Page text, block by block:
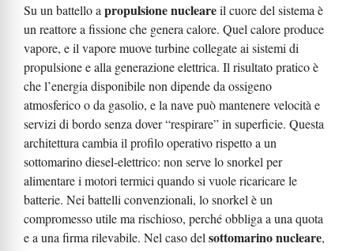
Su un battello a propulsione nucleareil cuore del sistema è
un reattore a fissione che genera calore. Quel calore produce
vapore, e il vapore muove turbine collegate ai sistemi di
propulsione e alla generazione elettrica. Il risultato pratico è
che l’energia disponibile non dipende da ossigeno
atmosferico o da gasolio, e la nave può mantenere velocità e
servizi di bordo senza dover “respirare” in superficie. Questa
architettura cambia il profilo operativo rispetto a un
sottomarino diesel-elettrico: non serve lo snorkel per
alimentare i motori termici quando si vuole ricaricare le
batterie. Nei battelli convenzionali, lo snorkel è un
compromesso utile ma rischioso, perché obbliga a una quota
e a una firma rilevabile. Nel caso del sottomarino nucleare,